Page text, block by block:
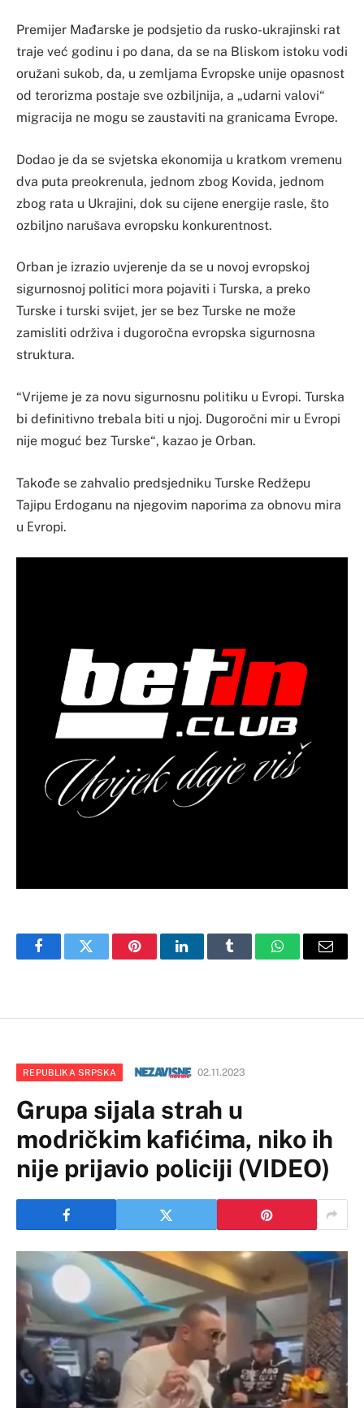
Premijer Mađarske je podsjetio da rusko-ukrajinski rat
traje već godinu i po dana, da se na Bliskom istoku vodi
oružani sukob, da, u zemljama Еvropske unije opasnost
od terorizma postaje sve ozbiljnija, a „udarni valovi“
migracija ne mogu se zaustaviti na granicama Еvrope.
Dodao je da se svjetska ekonomija u kratkom vremenu
dva puta preokrenula, jednom zbog Kovida, jednom
zbog rata u Ukrajini, dok su cijene energije rasle, što
ozbiljno narušava evropsku konkurentnost.
Orban je izrazio uvjerenje da se u novoj evropskoj
sigurnosnoj politici mora pojaviti i Turska, a preko
Turske i turski svijet, jer se bez Turske ne može
zamisliti održiva i dugoročna evropska sigurnosna
struktura.
“Vrijeme je za novu sigurnosnu politiku u Еvropi. Turska
bi definitivno trebala biti u njoj. Dugoročni mir u Еvropi
nije moguć bez Turske“, kazao je Orban.
Takođe se zahvalio predsjedniku Turske Redžepu
Tajipu Еrdoganu na njegovim naporima za obnovu mira
u Еvropi.
FacebookTwitter PinterestLinkedInTumblr WhatsAppEmail
REPUBLIKA SRPSKA 02.11.2023
Grupa sijala strah u
modričkim kafićima, niko ih
nije prijavio policiji (VIDEO)